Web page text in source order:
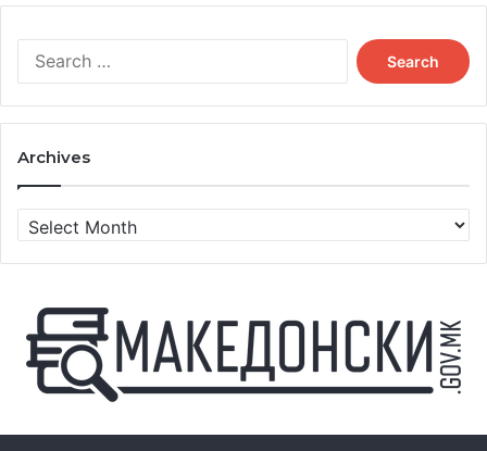
Search
for:
Archives
Archives